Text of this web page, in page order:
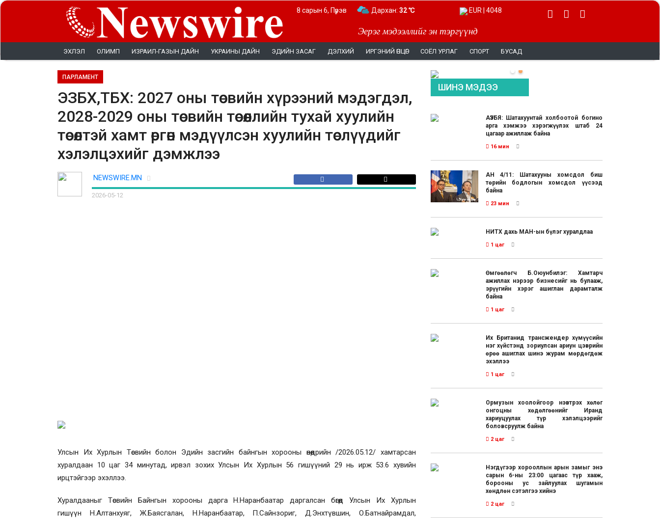
Эерэг мэдээллийг эн тэргүүнд
8 сарын 6, Пүрэв Дархан: 32 ℃ EUR | 4048
ЭХЛЭЛ ОЛИМП ИЗРАИЛ-ГАЗЫН ДАЙН УКРАИНЫ ДАЙН ЭДИЙН ЗАСАГ ДЭЛХИЙ ИРГЭНИЙ ӨНЦӨГ СОЁЛ УРЛАГ СПОРТ БУСАД
ПАРЛАМЕНТ
ЭЗБХ,ТБХ: 2027 оны төсвийн хүрээний мэдэгдэл,
2028-2029 оны төсвийн төсөөллийн тухай хуулийн
төсөлтэй хамт өргөн мэдүүлсэн хуулийн төслүүдийг
хэлэлцэхийг дэмжлээ
NEWSWIRE.MN
2026-05-12
Улсын Их Хурлын Төсвийн болон Эдийн засгийн байнгын хорооны өнөөдрийн /2026.05.12/ хамтарсан
хуралдаан 10цаг 34 минутад,ирвэл зохих Улсын Их Хурлын 56 гишүүний 29 нь ирж 53.6 хувийн
ирцтэйгээр эхэллээ.
Хуралдааныг Төсвийн Байнгын хорооны дарга Н.Наранбаатар даргалсан бөгөөд Улсын Их Хурлын
гишүүн Н.Алтанхуяг, Ж.Баясгалан, Н.Наранбаатар, П.Сайнзориг, Д.Энхтүвшин, О.Батнайрамдал,
ШИНЭ МЭДЭЭ
АҮЭБЯ: Шатахуунтай холбоотой богино
арга хэмжээ хэрэгжүүлэх штаб 24
цагаар ажиллаж байна
16 мин
АН 4/11: Шатахууны хомсдол биш
төрийн бодлогын хомсдол үүсээд
байна
23 мин
НИТХ дахь МАН-ын бүлэг хуралдлаа
1 цаг
Өмгөөлөгч Б.Оюунбилэг: Хамтарч
ажиллах нэрээр бизнесийг нь булааж,
эрүүгийн хэрэг ашиглан дарамталж
байна
1 цаг
Их Британид трансжендер хүмүүсийн
нэг хүйстэнд зориулсан ариун цэврийн
өрөө ашиглах шинэ журам мөрдөгдөж
эхэллээ
1 цаг
Ормузын хоолойгоор нэвтрэх хөлөг
онгоцны хөдөлгөөнийг Иранд
хариуцуулах түр хэлэлцээрийг
боловсруулж байна
2 цаг
Нэгдүгээр хорооллын арын замыг энэ
сарын 6-ны 23:00 цагаас түр хааж,
борооны ус зайлуулах шугамын
хөндлөн сэтэлгээ хийнэ
2 цаг